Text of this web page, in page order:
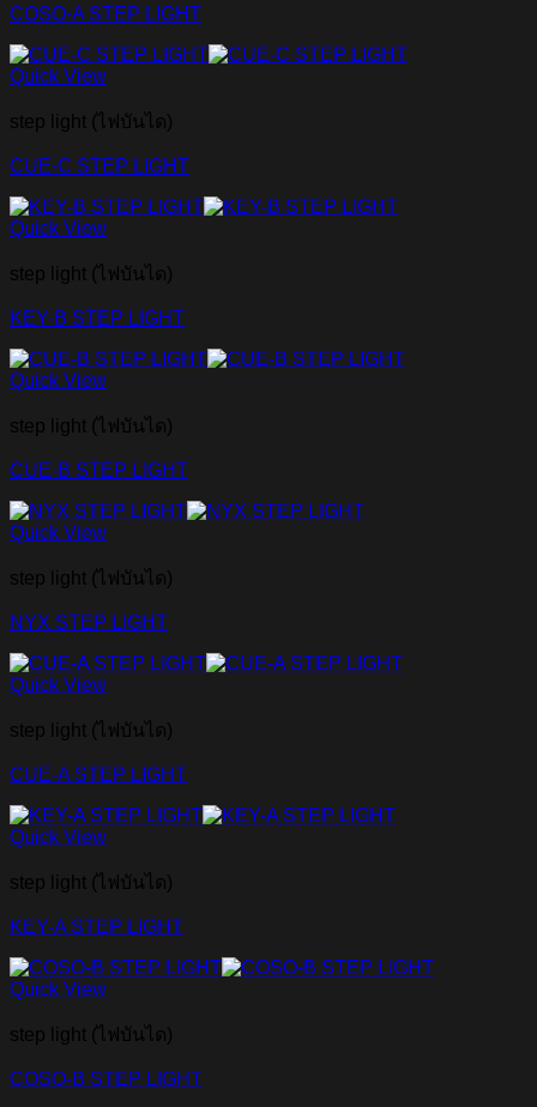
COSO-A STEP LIGHT
Quick View
step light (ไฟบันได)
CUE-C STEP LIGHT
Quick View
step light (ไฟบันได)
KEY-B STEP LIGHT
Quick View
step light (ไฟบันได)
CUE-B STEP LIGHT
Quick View
step light (ไฟบันได)
NYX STEP LIGHT
Quick View
step light (ไฟบันได)
CUE-A STEP LIGHT
Quick View
step light (ไฟบันได)
KEY-A STEP LIGHT
Quick View
step light (ไฟบันได)
COSO-B STEP LIGHT